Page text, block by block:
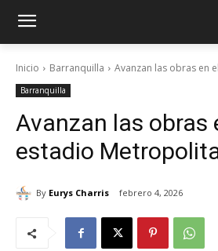
Inicio Barranquilla Avanzan las obras en
Barranquilla
Avanzan las obras
estadio
By Eurys Charris febrero 4, 2026